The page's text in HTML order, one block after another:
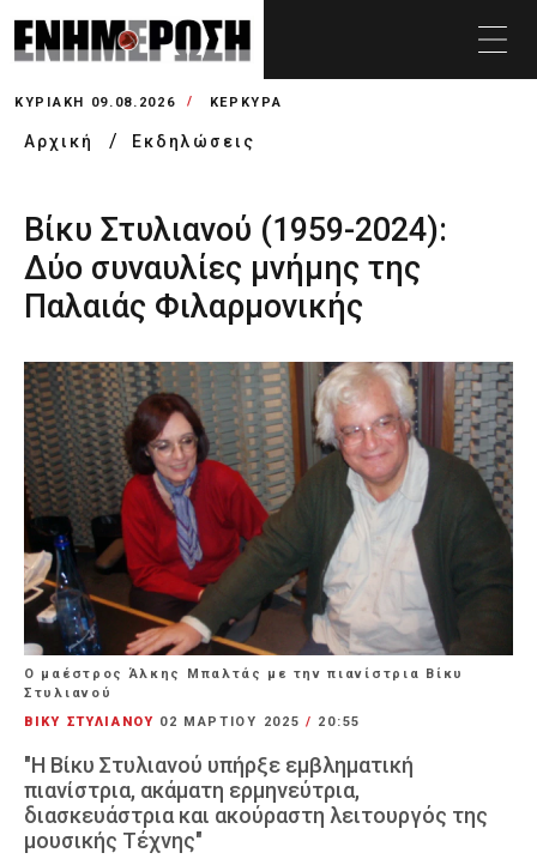
ΚΥΡΙΑΚΉ 09.08.2026 ΚΕΡΚΥΡΑ
Αρχική Εκδηλώσεις
Βίκυ Στυλιανού (1959-2024):
Δύο συναυλίες μνήμης της
Παλαιάς Φιλαρμονικής
Ο μαέστρος Άλκης Μπαλτάς με την πιανίστρια Βίκυ
Στυλιανού
ΒΙΚΥ ΣΤΥΛΙΑΝΟΥ 02 ΜΑΡΤΊΟΥ 2025/ 20:55
"Η Βίκυ Στυλιανού υπήρξε εμβληματική
πιανίστρια, ακάματη ερμηνεύτρια,
διασκευάστρια και ακούραστη λειτουργός της
μουσικής Τέχνης"